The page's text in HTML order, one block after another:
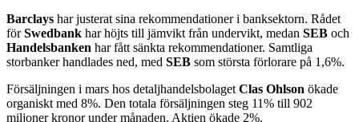
Barclays har justerat sina rekommendationer i banksektorn. Rådet
förSwedbank har höjts till jämvikt från undervikt, medan SEB och
Handelsbanken har fått sänkta rekommendationer. Samtliga
storbanker handlades ned, med SEB som största förlorare på 1,6%.
Försäljningen i mars hos detaljhandelsbolagetClas Ohlson ökade
organiskt med 8%. Den totala försäljningen steg 11% till 902
miljoner kronor under månaden. Aktien ökade 2%.